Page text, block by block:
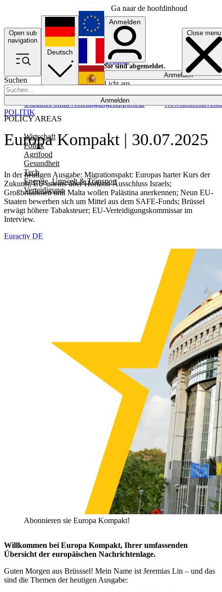
Ga naar de hoofdinhoud
Open sub
navigation
Close menu
Suchen
Anmelden
POLICY AREAS
Wirtschaft
Politik
Agrifood
Gesundheit
Tech
Energie, Umwelt & Transport
Verteidigung
UkrainePolitikVerteidigungRapporteur NewslettersEvents
Deutsch
English
Français
Anmelden
Sie sind abgemeldet.
Anmelden
Licht aus
Europa Kompakt | 30.07.2025
In der heutigen Ausgabe: Migrationspakt: Europas harter Kurs der
Zukunft; EU uneins über Horizon-Ausschluss Israels;
Großbritannien und Malta wollen Palästina anerkennen; Neun EU-
Staaten bewerben sich um Mittel aus dem SAFE-Fonds; Brüssel
erwägt höhere Tabaksteuer; EU-Verteidigungskommissar im
Interview.
POLITIK
Euractiv DE
Abonnieren sie Europa Kompakt!
Willkommen bei Europa Kompakt, Ihrer umfassenden
Übersicht der europäischen Nachrichtenlage.
Guten Morgen aus Brüsssel! Mein Name ist Jeremias Lin – und das
sind die Themen der heutigen Ausgabe: